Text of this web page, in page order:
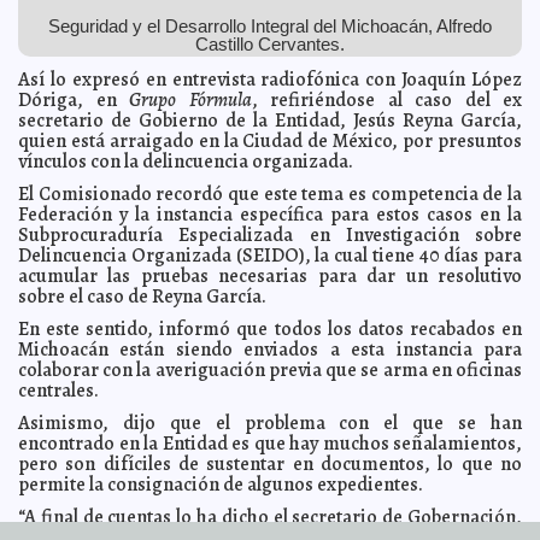
2014-04-08 05:30:05 Baja el precio del huevo y el jitomate Claudia Sofía Gómez
Infante
2014-04-08 05:28:28 Minería: la carrera mejor pagada en México Claudia Sofía
Gómez Infante
2014-04-08 05:26:48 Rusia advierte de posible guerra civil Carmen Alicia Briceño
Sánchez
Preso estadounidense en Cuba se pone en huelga de
hambre Claudia Sofía Gómez Infante
2014-04-08 05:17:34 Sancionan a maestra que engrapó el letrero de "Soy
Mitotero" a un alumno Carmen Alicia Briceño Sánchez
2014-04-08 05:14:14 Jesús Reyna presenta amparo: Surgen más pruebas
de su conexión con el narco Claudia Sofía Gómez Infante
Miley Cyrys le falla a sus fans: Cancela concierto por
gripa Claudia Sofía Gómez Infante
2014-04-08 05:05:54 Juan Pablo II, tema de una obra musical Carmen Alicia
Briceño Sánchez
2014-04-08 05:01:59 Confunden a kayakistas con narcos
Carmen Alicia Briceño
Sánchez
2014-04-08 04:56:22 Pronostican lluvias para la Península de Yucatán Carmen
Alicia Briceño Sánchez
2014-04-08 04:52:43 Mañana ejecutan a otro mexicano en Texas
Jorge Armando
León Borges
Seguridad y el Desarrollo Integral del Michoacán, Alfredo
Castillo Cervantes.
Así lo expresó en entrevista radiofónica con Joaquín López
Dóriga, en Grupo Fórmula, refiriéndose al caso del ex
secretario de Gobierno de la Entidad, Jesús Reyna García,
quien está arraigado en la Ciudad de México, por presuntos
vínculos con la delincuencia organizada.
El Comisionado recordó que este tema es competencia de la
Federación y la instancia específica para estos casos en la
Subprocuraduría Especializada en Investigación sobre
Delincuencia Organizada (SEIDO), la cual tiene 40 días para
acumular las pruebas necesarias para dar un resolutivo
sobre el caso de Reyna García.
En este sentido, informó que todos los datos recabados en
Michoacán están siendo enviados a esta instancia para
colaborar con la averiguación previa que se arma en oficinas
centrales.
Asimismo, dijo que el problema con el que se han
encontrado en la Entidad es que hay muchos señalamientos,
pero son difíciles de sustentar en documentos, lo que no
permite la consignación de algunos expedientes.
“A final de cuentas lo ha dicho el secretario de Gobernación,